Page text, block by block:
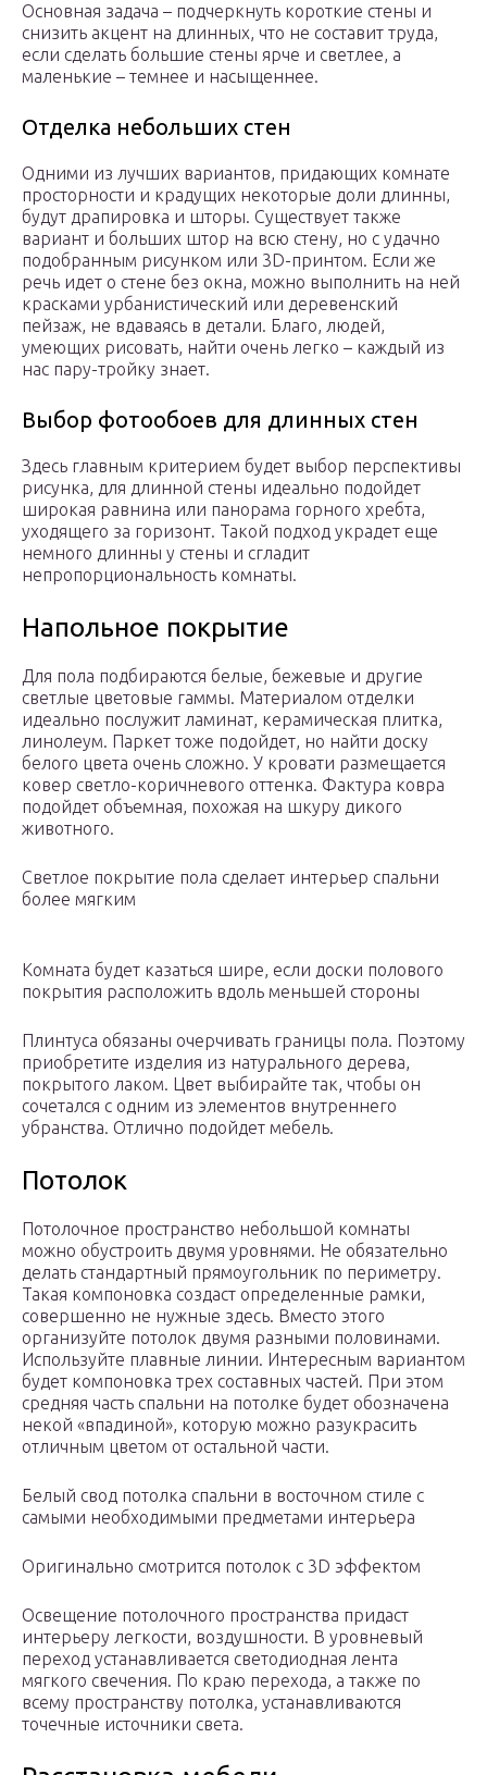
Основная задача – подчеркнуть короткие стены и
снизить акцент на длинных, что не составит труда,
если сделать большие стены ярче и светлее, а
маленькие – темнее и насыщеннее.
Отделка небольших стен
Одними из лучших вариантов, придающих комнате
просторности и крадущих некоторые доли длинны,
будут драпировка и шторы. Существует также
вариант и больших штор на всю стену, но с удачно
подобранным рисунком или 3D-принтом. Если же
речь идет о стене без окна, можно выполнить на ней
красками урбанистический или деревенский
пейзаж, не вдаваясь в детали. Благо, людей,
умеющих рисовать, найти очень легко – каждый из
нас пару-тройку знает.
Выбор фотообоев для длинных стен
Здесь главным критерием будет выбор перспективы
рисунка, для длинной стены идеально подойдет
широкая равнина или панорама горного хребта,
уходящего за горизонт. Такой подход украдет еще
немного длинны у стены и сгладит
непропорциональность комнаты.
Напольное покрытие
Для пола подбираются белые, бежевые и другие
светлые цветовые гаммы. Материалом отделки
идеально послужит ламинат, керамическая плитка,
линолеум. Паркет тоже подойдет, но найти доску
белого цвета очень сложно. У кровати размещается
ковер светло-коричневого оттенка. Фактура ковра
подойдет объемная, похожая на шкуру дикого
животного.
Светлое покрытие пола сделает интерьер спальни
более мягким
Комната будет казаться шире, если доски полового
покрытия расположить вдоль меньшей стороны
Плинтуса обязаны очерчивать границы пола. Поэтому
приобретите изделия из натурального дерева,
покрытого лаком. Цвет выбирайте так, чтобы он
сочетался с одним из элементов внутреннего
убранства. Отлично подойдет мебель.
Потолок
Потолочное пространство небольшой комнаты
можно обустроить двумя уровнями. Не обязательно
делать стандартный прямоугольник по периметру.
Такая компоновка создаст определенные рамки,
совершенно не нужные здесь. Вместо этого
организуйте потолок двумя разными половинами.
Используйте плавные линии. Интересным вариантом
будет компоновка трех составных частей. При этом
средняя часть спальни на потолке будет обозначена
некой «впадиной», которую можно разукрасить
отличным цветом от остальной части.
Белый свод потолка спальни в восточном стиле с
самыми необходимыми предметами интерьера
Оригинально смотрится потолок с 3D эффектом
Освещение потолочного пространства придаст
интерьеру легкости, воздушности. В уровневый
переход устанавливается светодиодная лента
мягкого свечения. По краю перехода, а также по
всему пространству потолка, устанавливаются
точечные источники света.